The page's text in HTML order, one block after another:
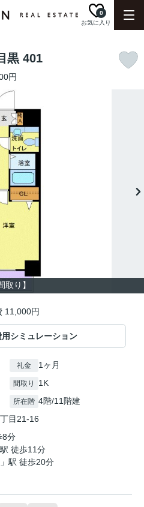
お気に入り
0
黒 401
円
取り】
11,000円
シミュレーション
礼金 1ヶ月
間取り 1K
所在階 4階/11階建
目21-16
8分
駅 徒歩11分
」駅 徒歩20分